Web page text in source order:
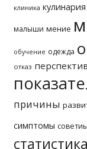
клиника кулинария
малыши мение
обучение одежда
отказ
причины
симптомы советиы
статистика